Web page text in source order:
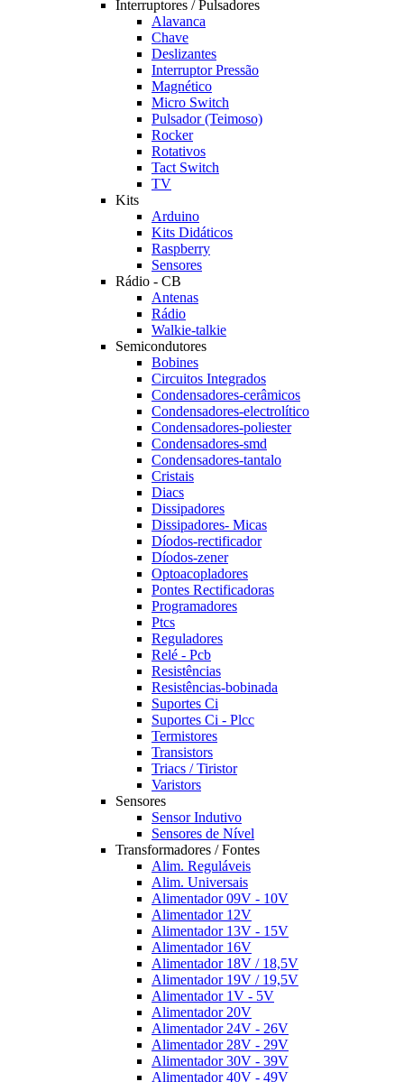
Interruptores / Pulsadores
Alavanca
Chave
Deslizantes
Interruptor Pressão
Magnético
Micro Switch
Pulsador (Teimoso)
Rocker
Rotativos
Tact Switch
TV
Kits
Arduino
Kits Didáticos
Raspberry
Sensores
Rádio - CB
Antenas
Rádio
Walkie-talkie
Semicondutores
Bobines
Circuitos Integrados
Condensadores-cerâmicos
Condensadores-electrolítico
Condensadores-poliester
Condensadores-smd
Condensadores-tantalo
Cristais
Diacs
Dissipadores
Dissipadores- Micas
Díodos-rectificador
Díodos-zener
Optoacopladores
Pontes Rectificadoras
Programadores
Ptcs
Reguladores
Relé - Pcb
Resistências
Resistências-bobinada
Suportes Ci
Suportes Ci - Plcc
Termistores
Transistors
Triacs / Tiristor
Varistors
Sensores
Sensor Indutivo
Sensores de Nível
Transformadores / Fontes
Alim. Reguláveis
Alim. Universais
Alimentador 09V - 10V
Alimentador 12V
Alimentador 13V - 15V
Alimentador 16V
Alimentador 18V / 18,5V
Alimentador 19V / 19,5V
Alimentador 1V - 5V
Alimentador 20V
Alimentador 24V - 26V
Alimentador 28V - 29V
Alimentador 30V - 39V
Alimentador 40V - 49V